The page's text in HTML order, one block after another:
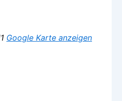
Google Karte anzeigen